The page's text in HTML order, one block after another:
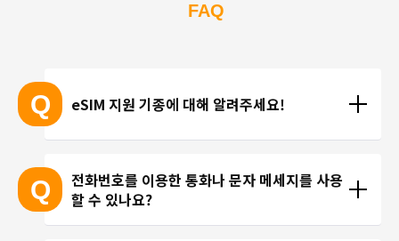
FAQ
Q eSIM 지원 기종에 대해 알려주세요!
※ eSIM 지원 기기가 계속 출시되고 있기 때문에 최신
기기는 목록에 포함되지 않을 수 있습니다.
Q
전화번호를 이용한 통화나 문자 메세지를 사용
할 수 있나요?